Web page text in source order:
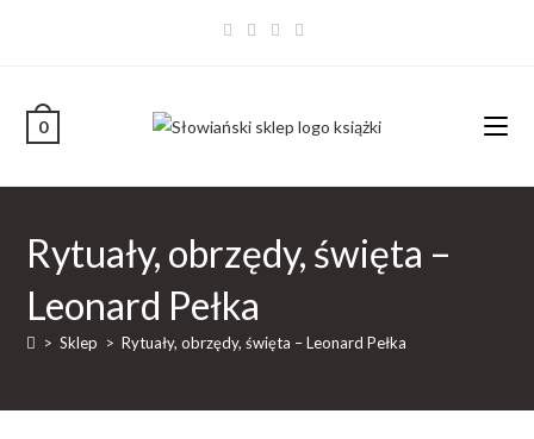
0
Rytuały, obrzędy, święta –
Leonard Pełka
> Sklep > Rytuały, obrzędy, święta – Leonard Pełka